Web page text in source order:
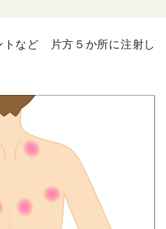
など 片方５か所に注射し